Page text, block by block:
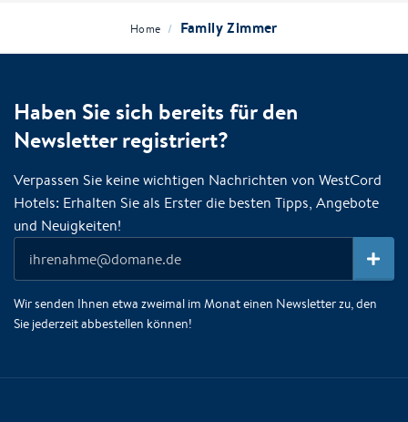
Home / Family Zimmer
Haben Sie sich bereits für den
Newsletter registriert?
Verpassen Sie keine wichtigen Nachrichten von WestCord
Hotels: Erhalten Sie als Erster die besten Tipps, Angebote
und Neuigkeiten!
Wir senden Ihnen etwa zweimal im Monat einen Newsletter zu, den
Sie jederzeit abbestellen können!